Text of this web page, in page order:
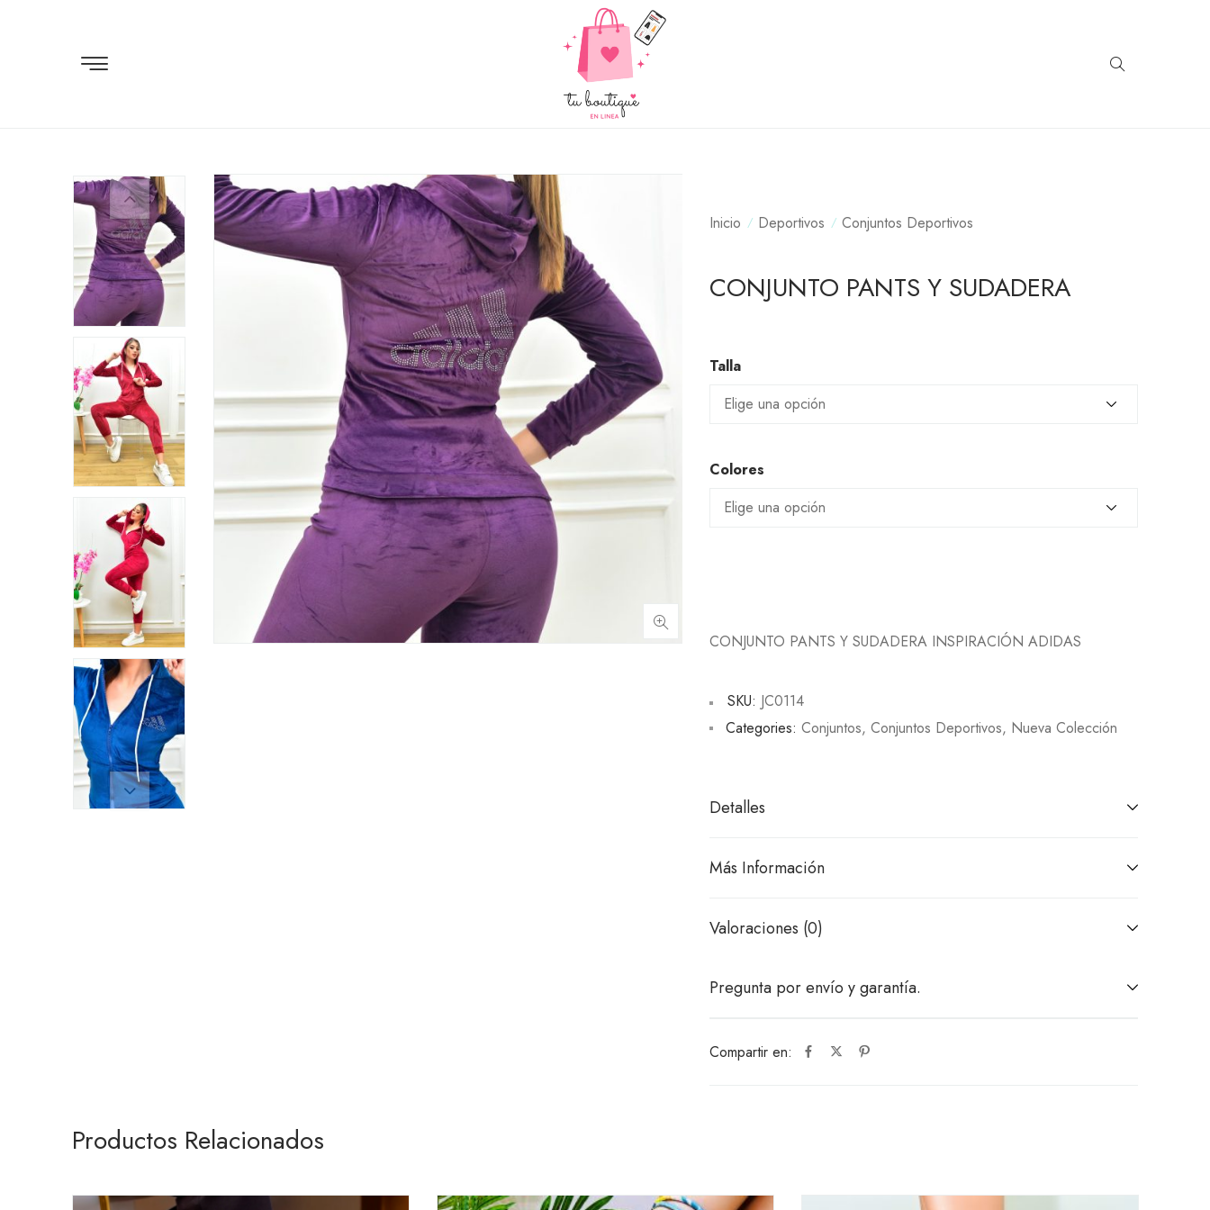
Inicio Deportivos Conjuntos Deportivos
CONJUNTO PANTS Y SUDADERA
Talla
Colores
CONJUNTO PANTS Y SUDADERA INSPIRACIÓN ADIDAS
Compartir en:
SKU: JC0114
Categories: Conjuntos,Conjuntos Deportivos, Nueva Colección
Detalles
Más Información
Valoraciones (0)
Pregunta por envío y garantía.
Productos Relacionados